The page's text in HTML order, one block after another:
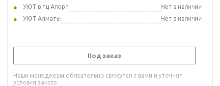
УЮТ в тц Апорт
Нет в наличии
УЮТ Алматы
Нет в наличии
Под заказ
Наши менеджеры обязательно свяжутся с вами и уточнят
условия заказа